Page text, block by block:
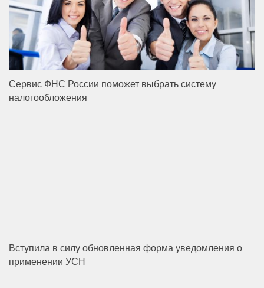
Сервис ФНС России поможет выбрать систему
налогообложения
Вступила в силу обновленная форма уведомления о
применении УСН